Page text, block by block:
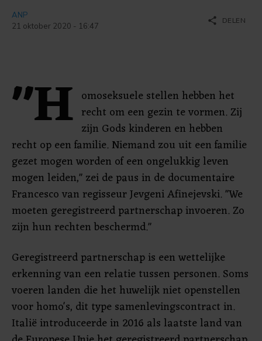
ANP
21 oktober 2020 - 16:47
share DELEN
"H omoseksuele stellen hebben het
recht om een gezin te vormen. Zij
zijn Gods kinderen en hebben
recht op een familie. Niemand zou uit een familie
gezet mogen worden of een ongelukkig leven
mogen leiden," zei de paus in de documentaire
Francesco van regisseur Jevgeni Afinejevski. "We
moeten geregistreerd partnerschap invoeren. Zo
zijn hun rechten beschermd."
Geregistreerd partnerschap is een wettelijke
erkenning van een relatie tussen personen. Soms
voeren landen die het huwelijk niet openstellen
voor homo's, dit type samenlevingscontract in.
Italië introduceerde in 2016 als laatste land van